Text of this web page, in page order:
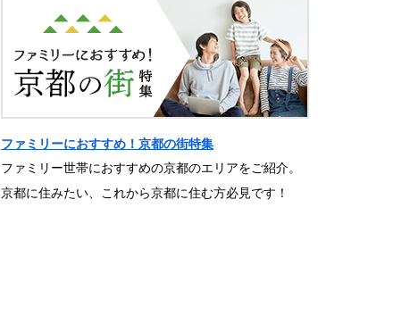
ファミリーにおすすめ！京都の街特集
ファミリー世帯におすすめの京都のエリアをご紹介。
京都に住みたい、これから京都に住む方必見です！